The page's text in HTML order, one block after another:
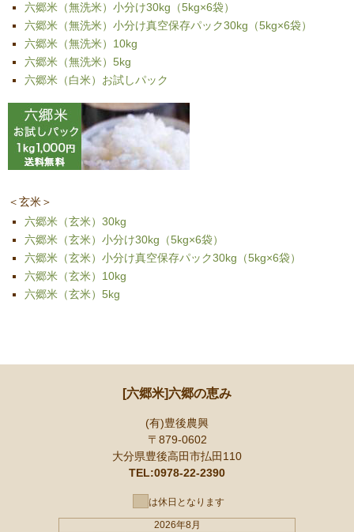
六郷米（無洗米）小分け30kg（5kg×6袋）
六郷米（無洗米）小分け真空保存パック30kg（5kg×6袋）
六郷米（無洗米）10kg
六郷米（無洗米）5kg
六郷米（白米）お試しパック
＜玄米＞
六郷米（玄米）30kg
六郷米（玄米）小分け30kg（5kg×6袋）
六郷米（玄米）小分け真空保存パック30kg（5kg×6袋）
六郷米（玄米）10kg
六郷米（玄米）5kg
[六郷米]六郷の恵み
(有)豊後農興
〒879-0602
大分県豊後高田市払田110
TEL:0978-22-2390
は休日となります
2026年8月